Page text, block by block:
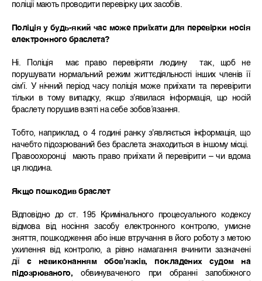
поліції мають проводити перевірку цих засобів.
Поліція у будь-який час може приїхати для перевірки носія
електронного браслета?
Ні. Поліція має право перевіряти людину так, щоб не
порушувати нормальний режим життєдіяльності інших членів її
сім'ї. У нічний період часу поліція може приїхати та перевірити
тільки в тому випадку, якщо з'явилася інформація, що носій
браслету порушив взяті на себе зобов’язання.
Тобто, наприклад, о 4 годині ранку з'являється інформація, що
начебто підозрюваний без браслета знаходиться в іншому місці.
Правоохоронці мають право приїхати й перевірити – чи вдома
ця людина.
Якщо пошкодив браслет
Відповідно до ст. 195 Кримінального процесуального кодексу
відмова від носіння засобу електронного контролю, умисне
зняття, пошкодження або інше втручання в його роботу з метою
ухилення від контролю, а рівно намагання вчинити зазначені
дії є невиконанням обов’язків, покладених судом на
підозрюваного, обвинуваченого при обранні запобіжного